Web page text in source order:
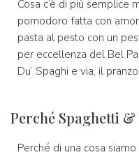
Cosa c’è di più semplice
pomodoro fatta con
pasta al pesto con un
per eccellenza del Bel
Du’ Spaghi e via, il
Perché Spaghetti
Perché di una cosa